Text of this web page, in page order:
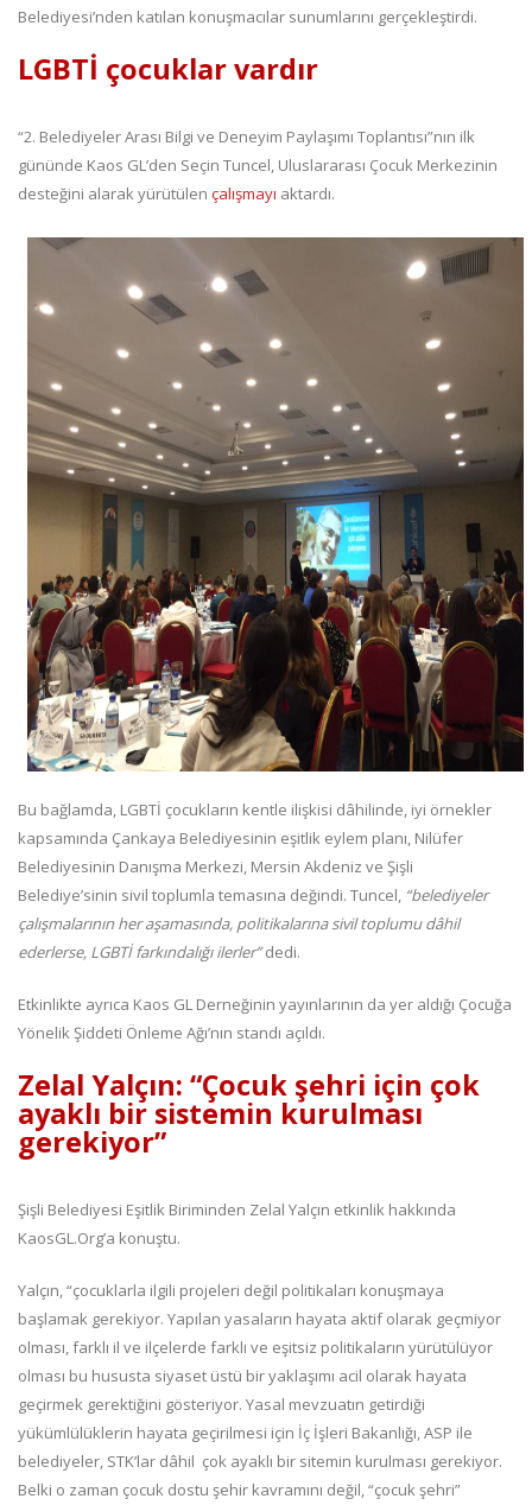
Belediyesi’nden katılan konuşmacılar sunumlarını gerçekleştirdi.
LGBTİ çocuklar vardır
“2. Belediyeler Arası Bilgi ve Deneyim Paylaşımı Toplantısı”nın ilk
gününde Kaos GL’den Seçin Tuncel, Uluslararası Çocuk Merkezinin
desteğini alarak yürütülen çalışmayı aktardı.
Bu bağlamda, LGBTİ çocukların kentle ilişkisi dâhilinde, iyi örnekler
kapsamında Çankaya Belediyesinin eşitlik eylem planı, Nilüfer
Belediyesinin Danışma Merkezi, Mersin Akdeniz ve Şişli
Belediye’sinin sivil toplumla temasına değindi. Tuncel, “belediyeler
çalışmalarının her aşamasında, politikalarına sivil toplumu dâhil
ederlerse, LGBTİ farkındalığı ilerler”dedi.
Etkinlikte ayrıca Kaos GL Derneğinin yayınlarının da yer aldığı Çocuğa
Yönelik Şiddeti Önleme Ağı’nın standı açıldı.
Zelal Yalçın: “Çocuk şehri için çok
ayaklı bir sistemin kurulması
gerekiyor”
Şişli Belediyesi Eşitlik Biriminden Zelal Yalçın etkinlik hakkında
KaosGL.Org’a konuştu.
Yalçın, “çocuklarla ilgili projeleri değil politikaları konuşmaya
başlamak gerekiyor. Yapılan yasaların hayata aktif olarak geçmiyor
olması, farklı il ve ilçelerde farklı ve eşitsiz politikaların yürütülüyor
olması bu hususta siyaset üstü bir yaklaşımı acil olarak hayata
geçirmek gerektiğini gösteriyor. Yasal mevzuatın getirdiği
yükümlülüklerin hayata geçirilmesi için İç İşleri Bakanlığı, ASP ile
belediyeler, STK’lar dâhil çok ayaklı bir sitemin kurulması gerekiyor.
Belki o zaman çocuk dostu şehir kavramını değil, “çocuk şehri”